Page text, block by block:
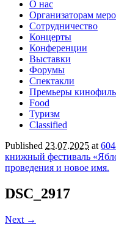
content
О нас
Организаторам
Сотрудничество
Концерты
Конференции
Выставки
Форумы
Спектакли
Премьеры
Food
Туризм
Сlassified
Published 23.07.2025 at
книжный фестиваль
проведения и новое имя.
DSC_2917
Next →